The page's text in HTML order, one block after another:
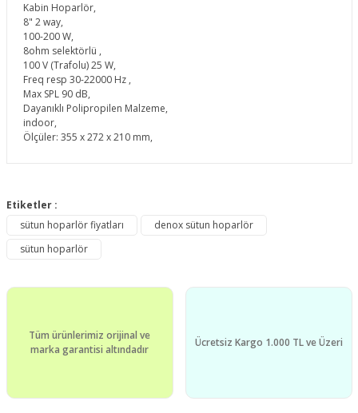
Kabin Hoparlör,
8" 2 way,
100-200 W,
8ohm selektörlü ,
100 V (Trafolu) 25 W,
Freq resp 30-22000 Hz ,
Max SPL 90 dB,
Dayanıklı Polipropilen Malzeme,
indoor,
Ölçüler: 355 x 272 x 210 mm,
konularda yetersiz gördüğünüz noktaları öneri formunu
Görüş ve önerileriniz için teşekkür ederiz.
Ürün açıklamasında eksik bilgiler bulunuyor.
Ürün fiyatı diğer sitelerden daha pahalı.
Etiketler :
sütun hoparlör fiyatları
denox sütun hoparlör
sütun hoparlör
Tüm ürünlerimiz orijinal ve
marka garantisi altındadır
Ücretsiz Kargo 1.000 TL ve Üzeri